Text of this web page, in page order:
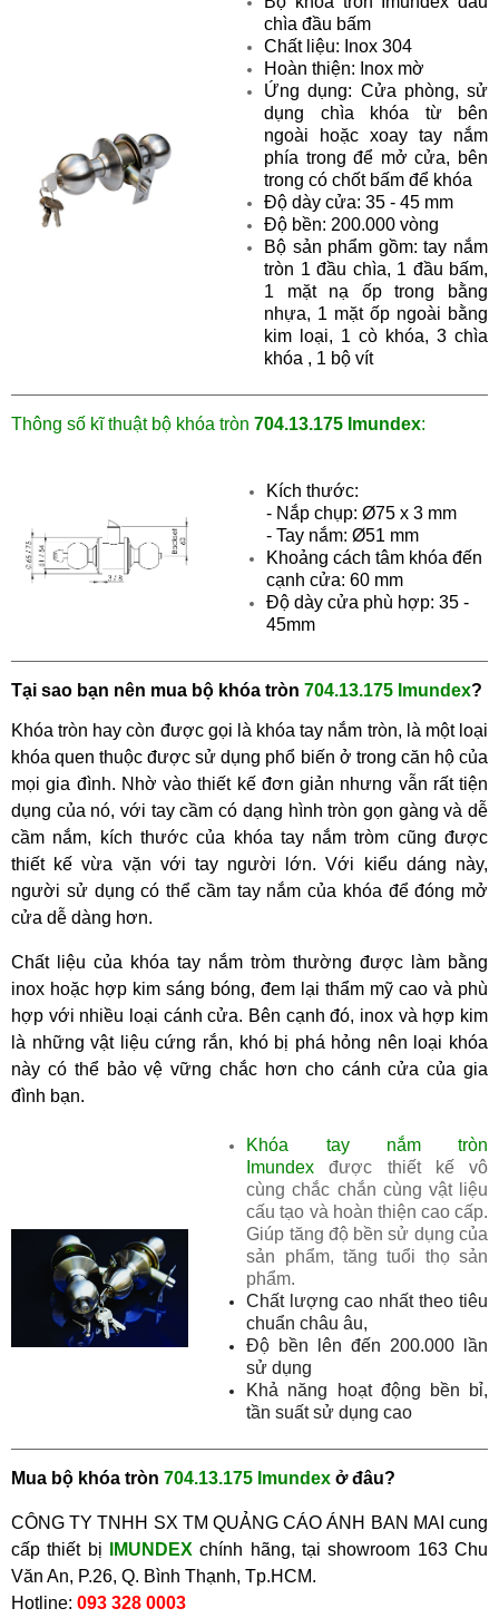
chìa đầu bấm
Chất liệu: Inox 304
Hoàn thiện: Inox mờ
Ứng dụng: Cửa phòng, sử
dụng chìa khóa từ bên
ngoài hoặc xoay tay nắm
phía trong để mở cửa, bên
trong có chốt bấm để khóa
Độ dày cửa: 35 - 45 mm
Độ bền: 200.000 vòng
Bộ sản phẩm gồm: tay nắm
tròn 1 đầu chìa, 1 đầu bấm,
1 mặt nạ ốp trong bằng
nhựa, 1 mặt ốp ngoài bằng
kim loại, 1 cò khóa, 3 chìa
khóa , 1 bộ vít
Thông số kĩ thuật bộ khóa tròn 704.13.175 Imundex:
Kích thước:
- Nắp chụp: Ø75 x 3 mm
- Tay nắm:Ø51 mm
Khoảng cách tâm khóa đến
cạnh cửa: 60 mm
Độ dày cửa phù hợp: 35 -
45mm
Tại sao bạn nên mua bộ khóa tròn 704.13.175 Imundex?
Khóa tròn hay còn được gọi là khóa tay nắm tròn, là một loại
khóa quen thuộc được sử dụng phổ biến ở trong căn hộ của
mọi gia đình. Nhờ vào thiết kế đơn giản nhưng vẫn rất tiện
dụng của nó, với tay cầm có dạng hình tròn gọn gàng và dễ
cầm nắm, kích thước của khóa tay nắm tròm cũng được
thiết kế vừa vặn với tay người lớn. Với kiểu dáng này,
người sử dụng có thể cầm tay nắm của khóa để đóng mở
cửa dễ dàng hơn.
Chất liệu của khóa tay nắm tròm thường được làm bằng
inox hoặc hợp kim sáng bóng, đem lại thẩm mỹ cao và phù
hợp với nhiều loại cánh cửa. Bên cạnh đó, inox và hợp kim
là những vật liệu cứng rắn, khó bị phá hỏng nên loại khóa
này có thể bảo vệ vững chắc hơn cho cánh cửa của gia
đình bạn.
Khóa tay nắm tròn
Imundex được thiết kế vô
cùng chắc chắn cùng vật liệu
cấu tạo và hoàn thiện cao cấp.
Giúp tăng độ bền sử dụng của
sản phẩm, tăng tuổi thọ sản
phẩm.
Chất lượng cao nhất theo tiêu
chuẩn châu âu,
Độ bền lên đến 200.000 lần
sử dụng
Khả năng hoạt động bền bỉ,
tần suất sử dụng cao
Mua bộ khóa tròn 704.13.175 Imundex ở đâu?
CÔNG TY TNHH SX TM QUẢNG CÁO ÁNH BAN MAI cung
cấp thiết bị
IMUNDEX chính hãng, tại showroom 163 Chu
Văn An, P.26, Q. Bình Thạnh, Tp.HCM.
Hotline: 093 328 0003